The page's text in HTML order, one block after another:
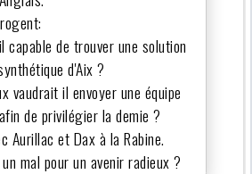
capable de trouver une solution
d'Aix ?
vaudrait il envoyer une équipe
de privilégier la demie ?
Aurillac et Dax à la Rabine.
mal pour un avenir radieux ?